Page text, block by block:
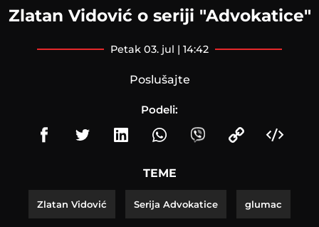
Zlatan Vidović o seriji "Advokatice"
petak 03. jul | 14:42
Poslušajte
Podeli:
TEME
Zlatan Vidović Serija Advokatice glumac